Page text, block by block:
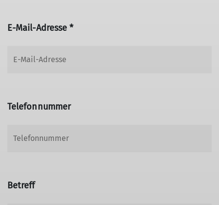
E-Mail-Adresse *
Telefonnummer
Betreff